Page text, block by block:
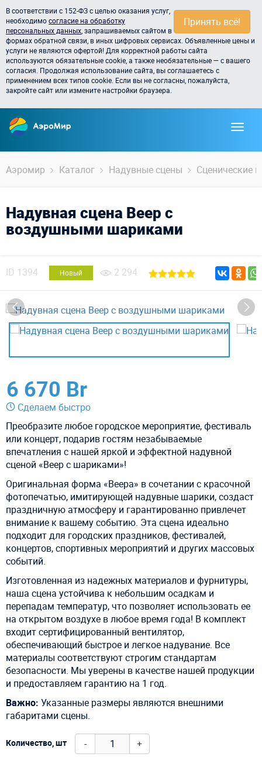
Принять всё!
В соответствии с 152-ФЗ с целью оказания услуг,
необходимосогласие на обработку
персональных данных , запрашиваемых сайтом в
формах обратной связи, в иных цифровых сервисах. Объявленные цены и
услуги не являются офертой! Для корректной работы сайта
используются обязательные cookie, а также необязательные — с вашего
согласия. Продолжая использование сайта, вы соглашаетесь с
применением всех типов cookie. Если вы не согласны, пожалуйста,
закройте сайт или измените настройки браузера.
Аэромир Каталог Надувные сцены Сценические
Надувная сцена Веер с
воздушными шариками
ID 1394 Новый 2 294
6 670 Br
Сделаем быстро
Преобразите любое городское мероприятие, фестиваль
или концерт, подарив гостям незабываемые
впечатления с нашей яркой и эффектной надувной
сценой «Веер с шариками»!
Оригинальная форма «Веера» в сочетании с красочной
фотопечатью, имитирующей надувные шарики, создаст
праздничную атмосферу и гарантированно привлечет
внимание к вашему событию. Эта сцена идеально
подходит для городских праздников, фестивалей,
концертов, спортивных мероприятий и других массовых
событий.
Изготовленная из надежных материалов и фурнитуры,
наша сцена устойчива к небольшим осадкам и
перепадам температур, что позволяет использовать ее
на открытом воздухе в любое время года! В комплект
входит сертифицированный вентилятор,
обеспечивающий быстрое и легкое надувание. Все
материалы соответствуют строгим стандартам
безопасности. Мы уверены в качестве нашей продукции
и предоставляем гарантию на 1 год.
Важно: Указанные размеры являются внешними
габаритами сцены.
Количество, шт - +